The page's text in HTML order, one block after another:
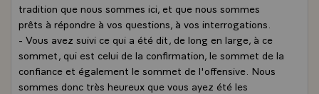
tradition que nous sommes ici, et que nous sommes
prêts à répondre à vos questions, à vos interrogations.
- Vous avez suivi ce qui a été dit, de long en large, à ce
sommet, qui est celui de la confirmation, le sommet de la
confiance et également le sommet de l'offensive. Nous
sommes donc très heureux que vous ayez été les